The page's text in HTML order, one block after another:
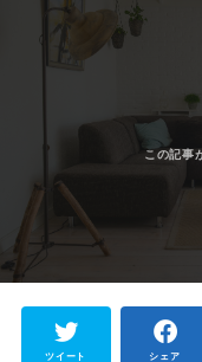
ツイート シェア